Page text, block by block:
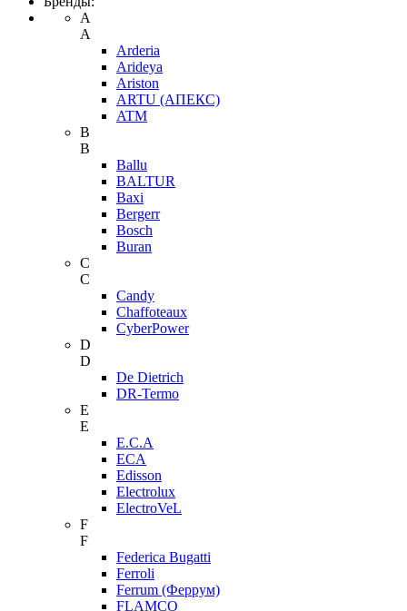
A
A
Arderia
Arideya
Ariston
ARTU (АПЕКС)
ATM
B
B
Ballu
BALTUR
Baxi
Bergerr
Bosch
Buran
C
C
Candy
Chaffoteaux
CyberPower
D
D
De Dietrich
DR-Termo
E
E
E.C.A
ECA
Edisson
Electrolux
ElectroVeL
F
F
Federica Bugatti
Ferroli
Ferrum (Феррум)
FLAMCO